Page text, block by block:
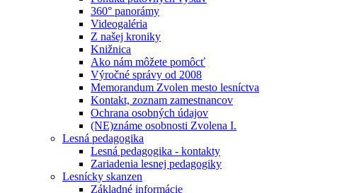
360° panorámy
Videogaléria
Z našej kroniky
Knižnica
Ako nám môžete pomôcť
Výročné správy od 2008
Memorandum Zvolen mesto lesníctva
Kontakt, zoznam zamestnancov
Ochrana osobných údajov
(NE)známe osobnosti Zvolena I.
Lesná pedagogika
Lesná pedagogika - kontakty
Zariadenia lesnej pedagogiky
Lesnícky skanzen
Základné informácie